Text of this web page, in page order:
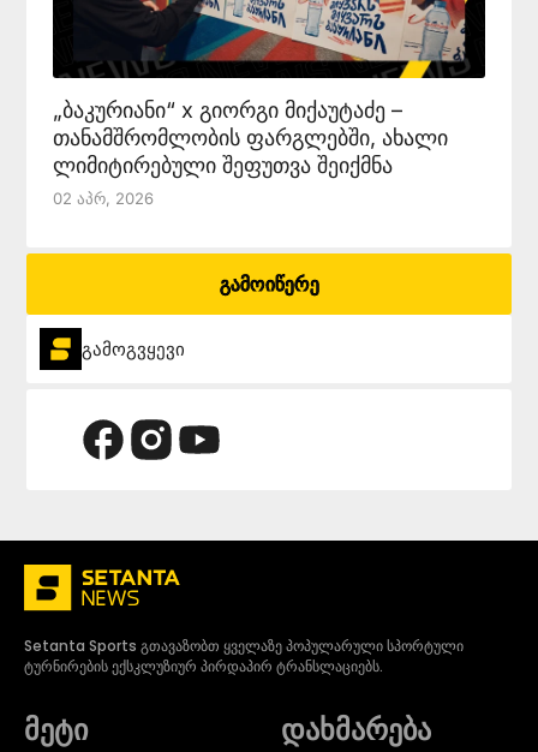
„ბაკურიანი“ x გიორგი მიქაუტაძე –
თანამშრომლობის ფარგლებში, ახალი
ლიმიტირებული შეფუთვა შეიქმნა
02 Აპრ, 2026
გამოიწერე
გამოგვყევი
Setanta Sports გთავაზობთ ყველაზე პოპულარული სპორტული
ტურნირების ექსკლუზიურ პირდაპირ ტრანსლაციებს.
მეტი დახმარება